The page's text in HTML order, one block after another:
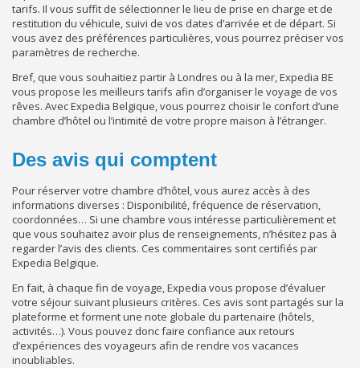
tarifs. Il vous suffit de sélectionner le lieu de prise en charge et de
restitution du véhicule, suivi de vos dates d’arrivée et de départ. Si
vous avez des préférences particulières, vous pourrez préciser vos
paramètres de recherche.
Bref, que vous souhaitiez partir à Londres ou à la mer, Expedia BE
vous propose les meilleurs tarifs afin d’organiser le voyage de vos
rêves. Avec Expedia Belgique, vous pourrez choisir le confort d’une
chambre d’hôtel ou l’intimité de votre propre maison à l’étranger.
Des avis qui comptent
Pour réserver votre chambre d’hôtel, vous aurez accès à des
informations diverses : Disponibilité, fréquence de réservation,
coordonnées… Si une chambre vous intéresse particulièrement et
que vous souhaitez avoir plus de renseignements, n’hésitez pas à
regarder l’avis des clients. Ces commentaires sont certifiés par
Expedia Belgique.
En fait, à chaque fin de voyage, Expedia vous propose d’évaluer
votre séjour suivant plusieurs critères. Ces avis sont partagés sur la
plateforme et forment une note globale du partenaire (hôtels,
activités…). Vous pouvez donc faire confiance aux retours
d’expériences des voyageurs afin de rendre vos vacances
inoubliables.